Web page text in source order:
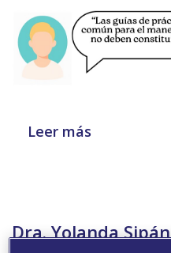
Leer más
Dra. Yolanda Sipán